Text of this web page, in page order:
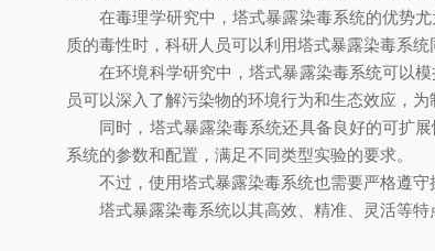
在毒理学研究中，塔式暴露染毒系统的优势尤
质的毒性时，科研人员可以利用塔式暴露染毒系
在环境科学研究中，塔式暴露染毒系统可以模
员可以深入了解污染物的环境行为和生态效应，为
同时，塔式暴露染毒系统还具备良好的可扩展
系统的参数和配置，满足不同类型实验的要求。
不过，使用塔式暴露染毒系统也需要严格遵守
塔式暴露染毒系统以其高效、精准、灵活等特